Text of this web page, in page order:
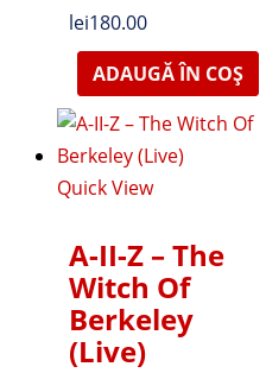
lei180.00
ADAUGĂ ÎN COȘ
Quick View
A-II-Z – The
Witch Of
Berkeley
(Live)